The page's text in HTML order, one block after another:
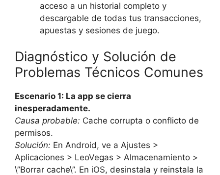
acceso a un historial completo y
descargable de todas tus transacciones,
apuestas y sesiones de juego.
Diagnóstico y Solución de
Problemas Técnicos Comunes
Escenario 1: La app se cierra
inesperadamente.
Causa probable: Cache corrupta o conflicto de
permisos.
Solución: En Android, ve a Ajustes >
Aplicaciones > LeoVegas > Almacenamiento >
\”Borrar cache\”. En iOS, desinstala y reinstala la